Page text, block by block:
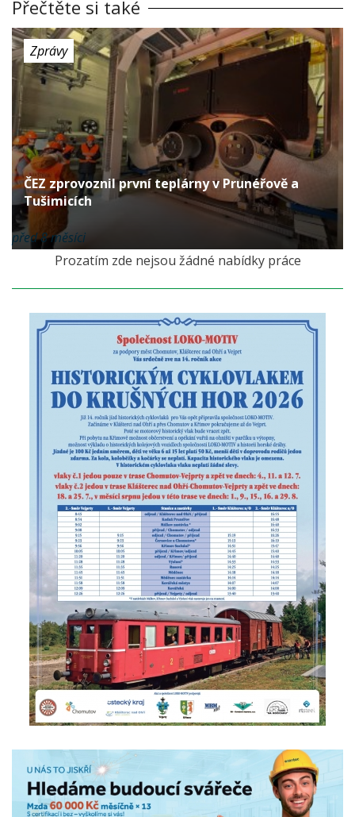
Přečtěte si také
Zprávy
ČEZ zprovoznil první teplárny v Prunéřově a
Tušimicích
před 8 měsíci
Prozatím zde nejsou žádné nabídky práce